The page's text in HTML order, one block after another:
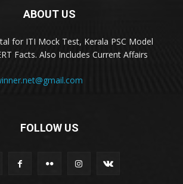
ABOUT US
for ITI Mock Test, Kerala PSC Model
Facts. Also Includes Current Affairs
FOLLOW US